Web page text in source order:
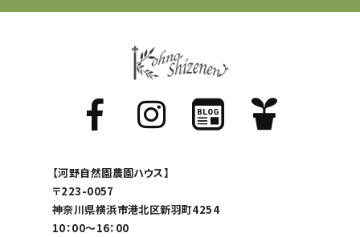
【河野自然園農園ハウス】
〒223-0057
神奈川県横浜市港北区新羽町4254
10：00～16：00